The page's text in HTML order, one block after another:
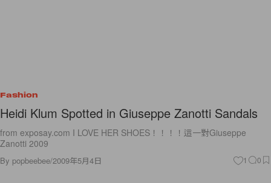
Fashion
Heidi Klum Spotted in Giuseppe Zanotti Sandals
from exposay.com I LOVE HER SHOES！！！！這一對Giuseppe
Zanotti 2009
By popbeebee/2009年5月4日 1 0